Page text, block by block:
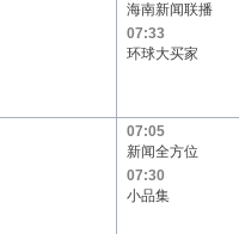
海南新闻联播
07:33
环球大买家
07:05
新闻全方位
07:30
小品集